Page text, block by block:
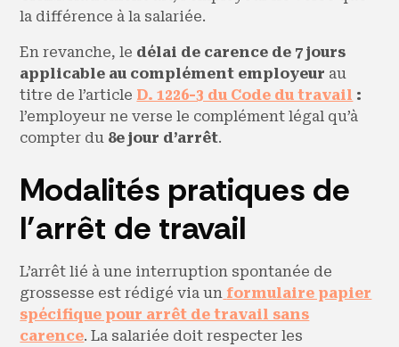
la différence à la salariée.
En revanche, le délai de carence de 7 jours
applicable au complément employeur au
titre de l’article D. 1226-3 du Code du travail :
l’employeur ne verse le complément légal qu’à
compter du 8e jour d’arrêt.
Modalités pratiques de
l’arrêt de travail
L’arrêt lié à une interruption spontanée de
grossesse est rédigé via un formulaire papier
spécifique pour arrêt de travail sans
carence. La salariée doit respecter les